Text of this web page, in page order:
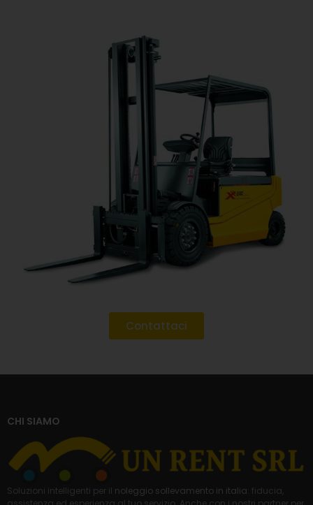
Contattaci
CHI SIAMO
Soluzioni intelligenti per il noleggio sollevamento in italia : fiducia,